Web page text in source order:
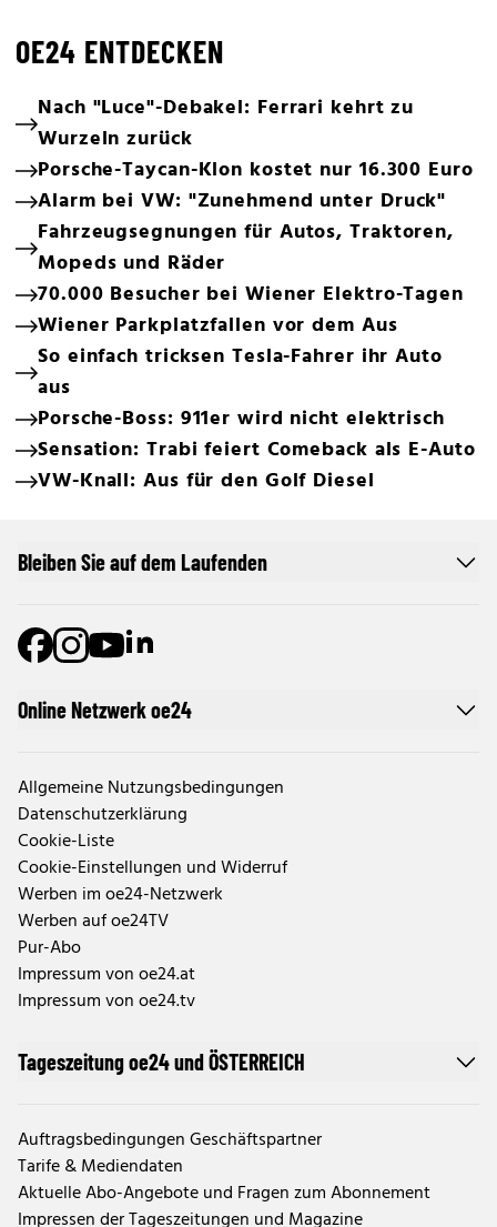
OE24 ENTDECKEN
Nach "Luce"-Debakel: Ferrari kehrt zu
Wurzeln zurück
Porsche-Taycan-Klon kostet nur 16.300 Euro
Alarm bei VW: "Zunehmend unter Druck"
Fahrzeugsegnungen für Autos, Traktoren,
Mopeds und Räder
70.000 Besucher bei Wiener Elektro-Tagen
Wiener Parkplatzfallen vor dem Aus
So einfach tricksen Tesla-Fahrer ihr Auto
aus
Porsche-Boss: 911er wird nicht elektrisch
Sensation: Trabi feiert Comeback als E-Auto
VW-Knall: Aus für den Golf Diesel
Online Netzwerk oe24
Allgemeine Nutzungsbedingungen
Datenschutzerklärung
Cookie-Liste
Cookie-Einstellungen und Widerruf
Werben im oe24-Netzwerk
Werben auf oe24TV
Pur-Abo
Impressum von oe24.at
Impressum von oe24.tv
Tageszeitung oe24 und ÖSTERREICH
Auftragsbedingungen Geschäftspartner
Tarife & Mediendaten
Aktuelle Abo-Angebote und Fragen zum Abonnement
Impressen der Tageszeitungen und Magazine
Bleiben Sie auf dem Laufenden